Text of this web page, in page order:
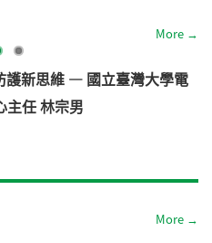
More →
護新思維 — 國立臺灣大學電
主任 林宗男
More →